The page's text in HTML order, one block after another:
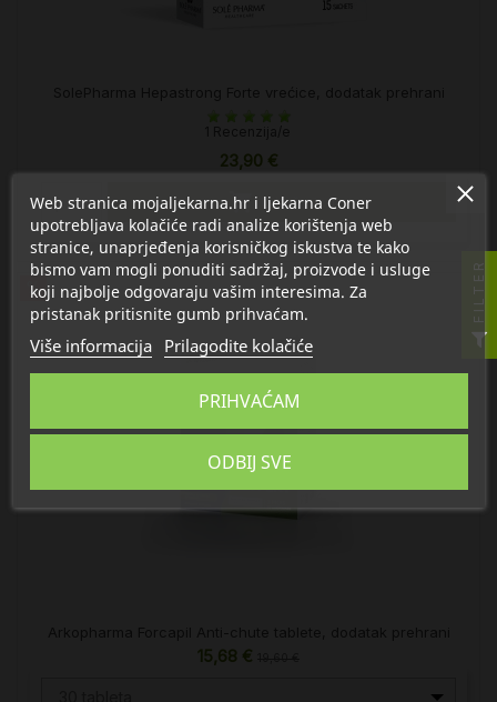
23,90 €
 U košaricu
%
15,68 €
Web stranica mojaljekarna.hr i ljekarna Coner
upotrebljava kolačiće radi analize korištenja web
stranice, unaprjeđenja korisničkog iskustva te kako
bismo vam mogli ponuditi sadržaj, proizvode i usluge
koji najbolje odgovaraju vašim interesima. Za
pristanak pritisnite gumb prihvaćam.
Više informacija Prilagodite kolačiće
ODBIJ SVE
PRIHVAĆAM
FILTER